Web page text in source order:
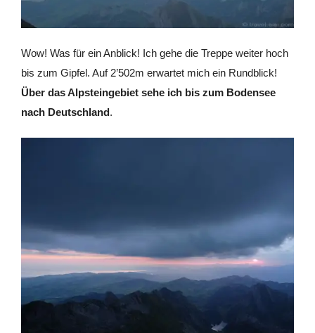
Wow! Was für ein Anblick! Ich gehe die Treppe weiter hoch
bis zum Gipfel. Auf 2’502m erwartet mich ein Rundblick!
Über das Alpsteingebiet sehe ich bis zum Bodensee
nach Deutschland.